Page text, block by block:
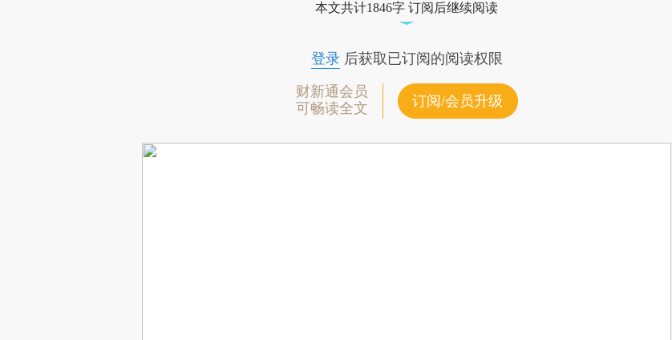
本文共计1846字 订阅后继续阅读
登录后获取已订阅的阅读权限
财新通会员
可畅读全文
订阅/会员升级